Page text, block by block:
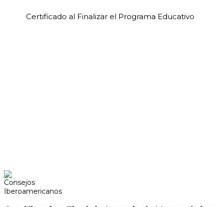
Certificado al Finalizar el Programa Educativo